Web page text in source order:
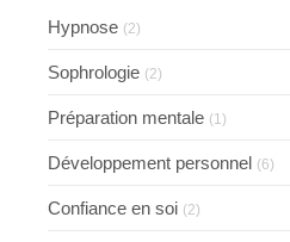
Hypnose (2)
Sophrologie (2)
Préparation mentale (1)
Développement personnel (6)
Confiance en soi (2)